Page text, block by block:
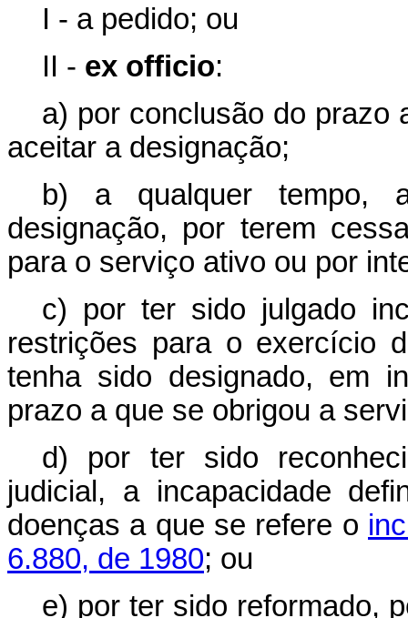
I - a pedido; ou
II - ex officio:
a) por conclusão do prazo
aceitar a designação;
b) a qualquer tempo,
designação, por terem
para o serviço ativo ou por
c) por ter sido julgado
restrições para o exercício
tenha sido designado, em
prazo a que se obrigou a
d) por ter sido
judicial, a incapacidade
doenças a que se refere o
6.880, de 1980; ou
e) por ter sido reformado,